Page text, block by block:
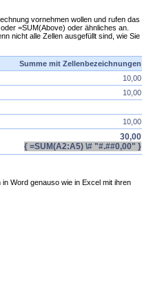
vornehmen wollen und rufen das
oder =SUM(Above) oder ähnliches an.
nicht alle Zellen ausgefüllt sind, wie Sie
Summe mit Zellenbezeichnungen
10,00
10,00
10,00
30,00
{ =SUM(A2:A5) \# "#.##0,00" }
Word genauso wie in Excel mit ihren